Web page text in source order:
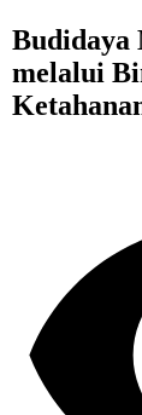
Budidaya
melalui